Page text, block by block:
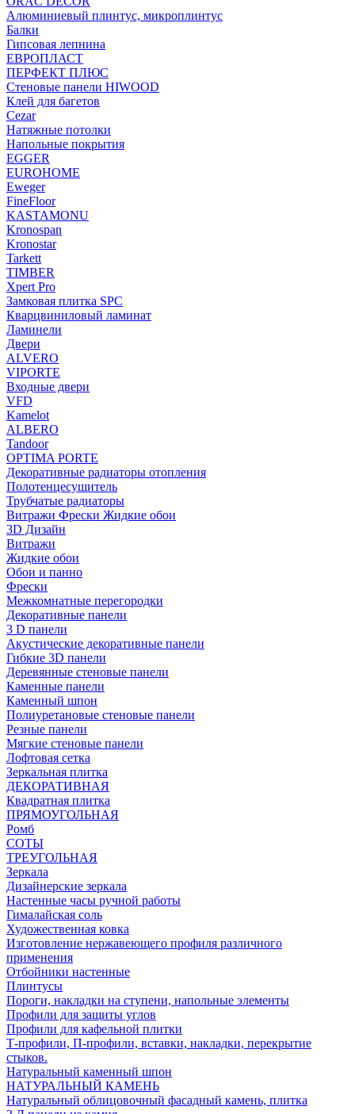
Алюминиевый плинтус, микроплинтус
Балки
Гипсовая лепнина
ЕВРОПЛАСТ
ПЕРФЕКТ ПЛЮС
Стеновые панели HIWOOD
Клей для багетов
Cezar
Натяжные потолки
Напольные покрытия
EGGER
EUROHOME
Eweger
FineFloor
KASTAMONU
Kronospan
Kronostar
Tarkett
TIMBER
Xpert Pro
Замковая плитка SPC
Кварцвиниловый ламинат
Ламинели
Двери
ALVERO
VIPORTE
Входные двери
VFD
Kamelot
ALBERO
Tandoor
OPTIMA PORTE
Декоративные радиаторы отопления
Полотенцесушитель
Трубчатые радиаторы
Витражи Фрески Жидкие обои
3D Дизайн
Витражи
Жидкие обои
Обои и панно
Фрески
Межкомнатные перегородки
Декоративные панели
3 D панели
Акустические декоративные панели
Гибкие 3D панели
Деревянные стеновые панели
Каменные панели
Каменный шпон
Полиуретановые стеновые панели
Резные панели
Мягкие стеновые панели
Лофтовая сетка
Зеркальная плитка
ДЕКОРАТИВНАЯ
Квадратная плитка
ПРЯМОУГОЛЬНАЯ
Ромб
СОТЫ
ТРЕУГОЛЬНАЯ
Зеркала
Дизайнерские зеркала
Настенные часы ручной работы
Гималайская соль
Художественная ковка
Изготовление нержавеющего профиля различного
применения
Отбойники настенные
Плинтусы
Пороги, накладки на ступени, напольные элементы
Профили для защиты углов
Профили для кафельной плитки
Т-профили, П-профили, вставки, накладки, перекрытие
стыков.
Натуральный каменный шпон
НАТУРАЛЬНЫЙ КАМЕНЬ
Натуральный облицовочный фасадный камень, плитка